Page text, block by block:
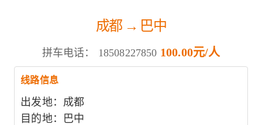
成都 → 巴中
拼车电话： 18508227850 100.00元/人
线路信息
出发地：成都
目的地：巴中